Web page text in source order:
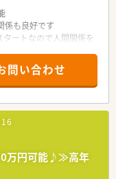
係も良好です
ートなので人間関係を
問い合わせ
万円可能♪≫高年